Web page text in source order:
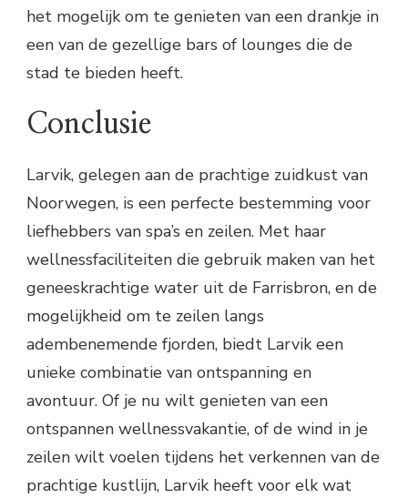
het mogelijk om te genieten van een drankje in
een van de gezellige bars of lounges die de
stad te bieden heeft.
Conclusie
Larvik, gelegen aan de prachtige zuidkust van
Noorwegen, is een perfecte bestemming voor
liefhebbers van spa’s en zeilen. Met haar
wellnessfaciliteiten die gebruik maken van het
geneeskrachtige water uit de Farrisbron, en de
mogelijkheid om te zeilen langs
adembenemende fjorden, biedt Larvik een
unieke combinatie van ontspanning en
avontuur. Of je nu wilt genieten van een
ontspannen wellnessvakantie, of de wind in je
zeilen wilt voelen tijdens het verkennen van de
prachtige kustlijn, Larvik heeft voor elk wat